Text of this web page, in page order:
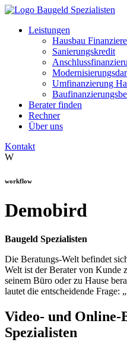
Leistungen
Hausbau
Sanierungskredit
Umfinanzierung
Berater finden
Rechner
Über uns
Kontakt
W
workflow
Demobird
Baugeld Spezialisten
Die Beratungs-Welt befindet
Welt ist der Berater von Kunde
seinem Büro oder zu Hause
lautet die entscheidende Frage:
Video- und Online-
Spezialisten